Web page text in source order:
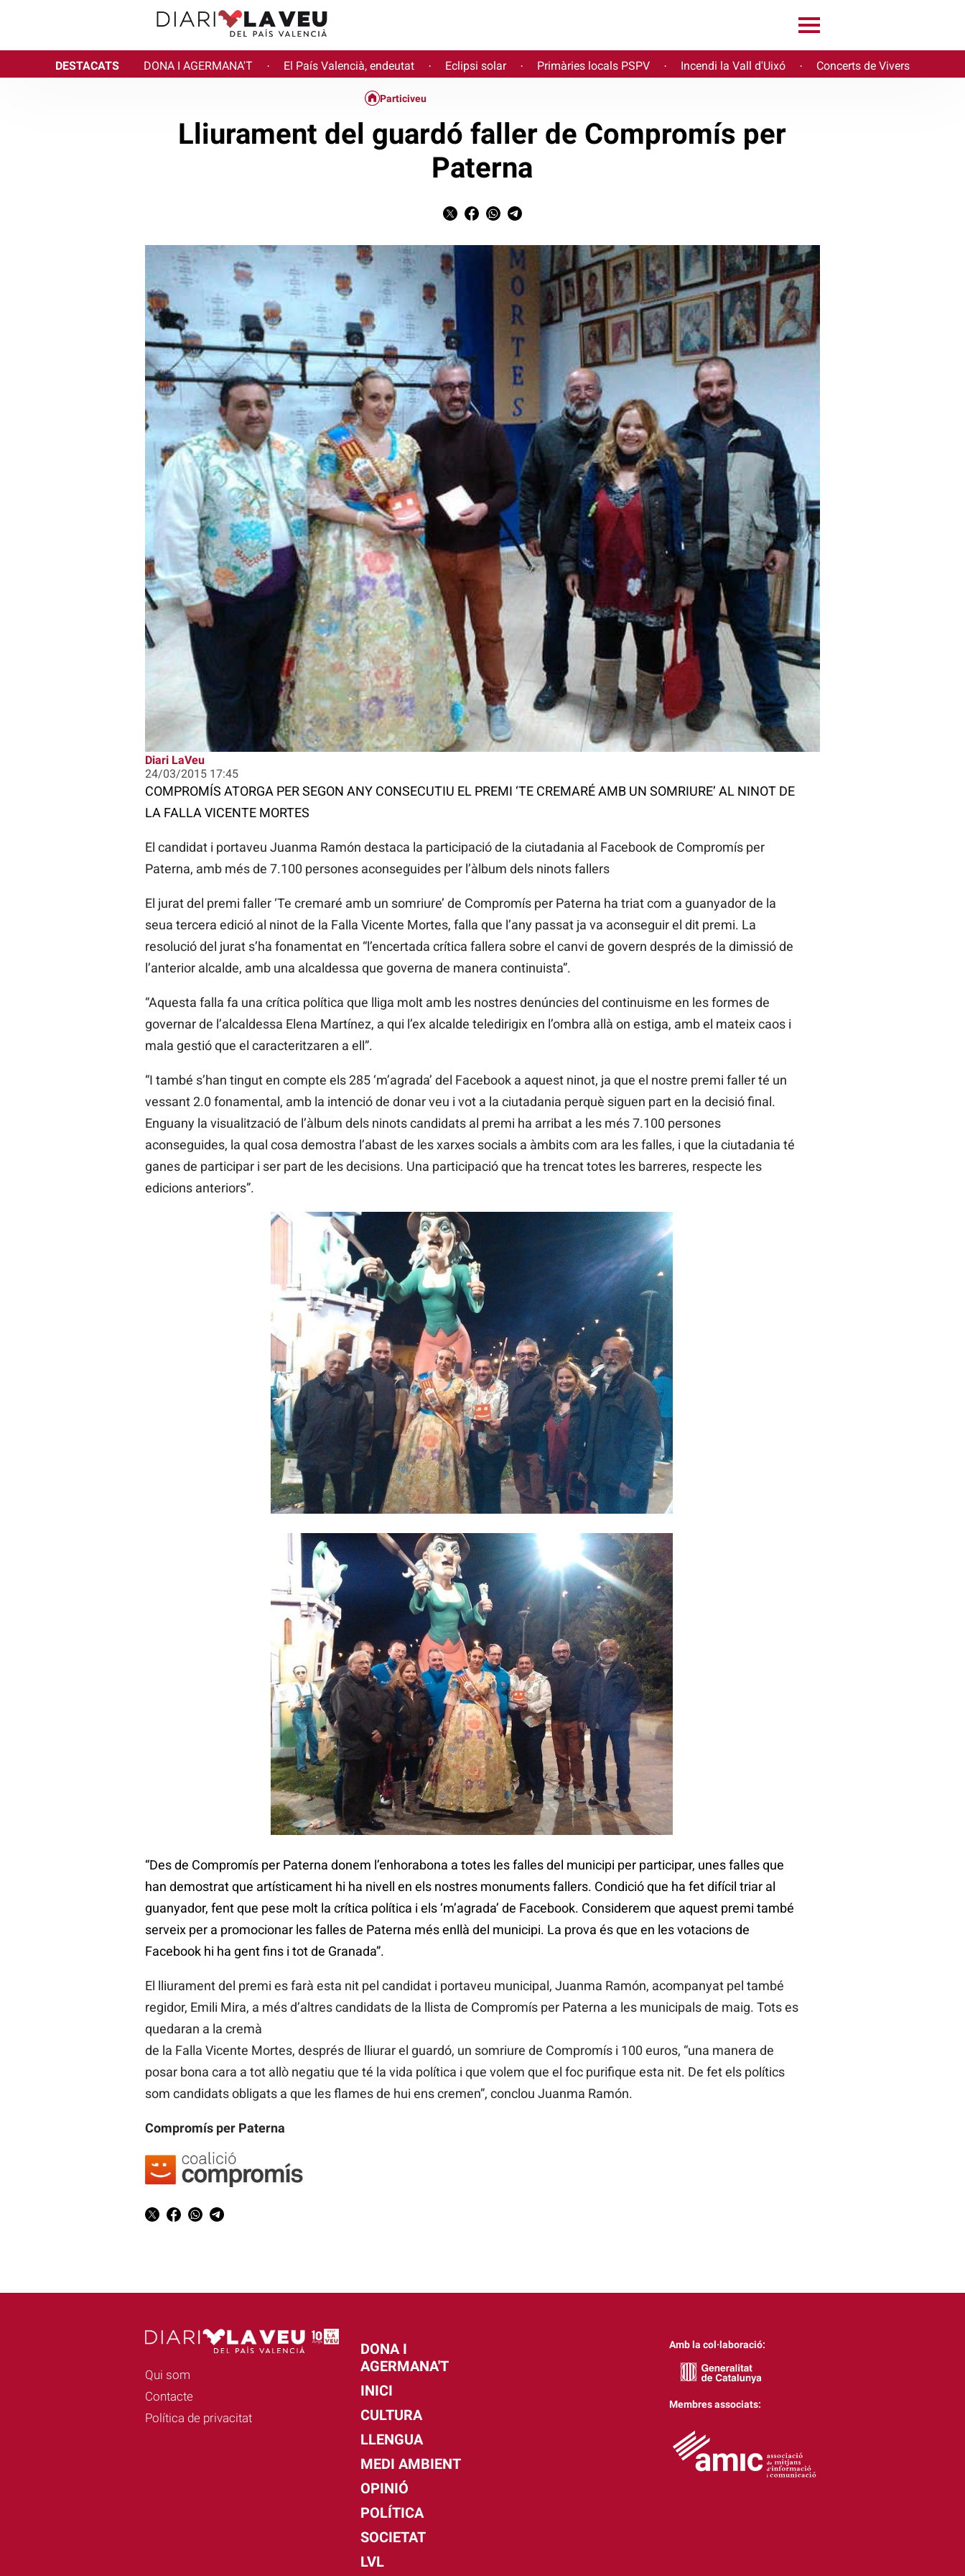
DESTACATS DONA I AGERMANA'T · El País Valencià, endeutat · Eclipsi solar · Primàries locals PSPV · Incendi la Vall d'Uixó · Concerts de Vivers
Particiveu
Lliurament del guardó faller de Compromís per
Paterna
Diari LaVeu
24/03/2015 17:45
COMPROMÍS ATORGA PER SEGON ANY CONSECUTIU EL PREMI ‘TE CREMARÉ AMB UN SOMRIURE’ AL NINOT DE
LA FALLA VICENTE MORTES
El candidat i portaveu Juanma Ramón destaca la participació de la ciutadania al Facebook de Compromís per
Paterna, amb més de 7.100 persones aconseguides per l’àlbum dels ninots fallers
El jurat del premi faller ‘Te cremaré amb un somriure’ de Compromís per Paterna ha triat com a guanyador de la
seua tercera edició al ninot de la Falla Vicente Mortes, falla que l’any passat ja va aconseguir el dit premi. La
resolució del jurat s’ha fonamentat en “l’encertada crítica fallera sobre el canvi de govern després de la dimissió de
l’anterior alcalde, amb una alcaldessa que governa de manera continuista”.
“Aquesta falla fa una crítica política que lliga molt amb les nostres denúncies del continuisme en les formes de
governar de l’alcaldessa Elena Martínez, a qui l’ex alcalde teledirigix en l’ombra allà on estiga, amb el mateix caos i
mala gestió que el caracteritzaren a ell”.
“I també s’han tingut en compte els 285 ‘m’agrada’ del Facebook a aquest ninot, ja que el nostre premi faller té un
vessant 2.0 fonamental, amb la intenció de donar veu i vot a la ciutadania perquè siguen part en la decisió final.
Enguany la visualització de l’àlbum dels ninots candidats al premi ha arribat a les més 7.100 persones
aconseguides, la qual cosa demostra l’abast de les xarxes socials a àmbits com ara les falles, i que la ciutadania té
ganes de participar i ser part de les decisions. Una participació que ha trencat totes les barreres, respecte les
edicions anteriors”.
“Des de Compromís per Paterna donem l’enhorabona a totes les falles del municipi per participar, unes falles que
han demostrat que artísticament hi ha nivell en els nostres monuments fallers. Condició que ha fet difícil triar al
guanyador, fent que pese molt la crítica política i els ‘m’agrada’ de Facebook. Considerem que aquest premi també
serveix per a promocionar les falles de Paterna més enllà del municipi. La prova és que en les votacions de
Facebook hi ha gent fins i tot de Granada”.
El lliurament del premi es farà esta nit pel candidat i portaveu municipal, Juanma Ramón, acompanyat pel també
regidor, Emili Mira, a més d’altres candidats de la llista de Compromís per Paterna a les municipals de maig. Tots es
quedaran a la cremà
de la Falla Vicente Mortes, després de lliurar el guardó, un somriure de Compromís i 100 euros, “una manera de
posar bona cara a tot allò negatiu que té la vida política i que volem que el foc purifique esta nit. De fet els polítics
som candidats obligats a que les flames de hui ens cremen”, conclou Juanma Ramón.
Compromís per Paterna
Qui som
Contacte
Política de privacitat
DONA I
AGERMANA'T
INICI
CULTURA
LLENGUA
MEDI AMBIENT
OPINIÓ
POLÍTICA
SOCIETAT
LVL
Amb la col·laboració:
Membres associats: